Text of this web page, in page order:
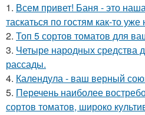
1. Всем привет! Баня - это
таскаться по гостям как-то уже
2. Топ 5 сортов томатов для
3. Четыре народных средства
рассады.
4. Календула - ваш верный
5. Перечень наиболее
сортов томатов, широко